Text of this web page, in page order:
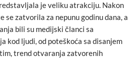
je veliku atrakciju. Nakon
se zatvorila za nepunu godinu dana, a
bili su medijski članci sa
kod ljudi, od poteškoća sa disanjem
trend otvaranja zatvorenih